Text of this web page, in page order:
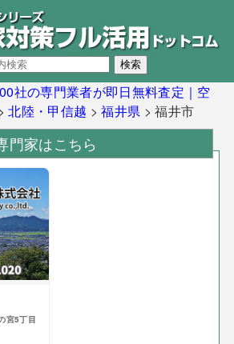
社の専門業者が即日無料査定｜空
北陸・甲信越 >福井県 >福井市
門家はこちら
宮5丁目